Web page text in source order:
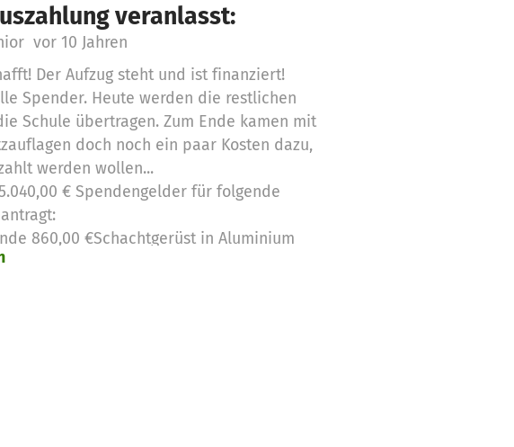
veranlasst:
vor 10 Jahren
Der Aufzug steht und ist finanziert!
Spender. Heute werden die restlichen
Schule übertragen. Zum Ende kamen mit
doch noch ein paar Kosten dazu,
werden wollen...
€ Spendengelder für folgende
860,00 €Schachtgerüst in Aluminium